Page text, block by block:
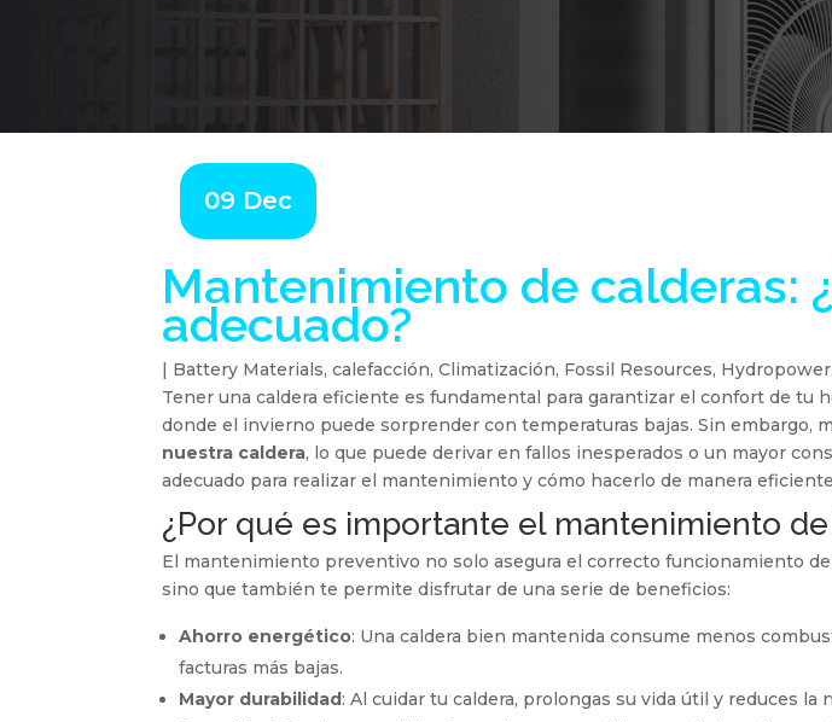
Mantenimiento de calderas:
adecuado?
09 Dec
| Battery Materials,calefacción,Climatización, Fossil Resources, Hydropower
Tener una caldera eficiente es fundamental para garantizar el confort de tu
donde el invierno puede sorprender con temperaturas bajas. Sin embargo,
nuestra caldera, lo que puede derivar en fallos inesperados o un mayor
adecuado para realizar el mantenimiento y cómo hacerlo de manera
¿Por qué es importante el mantenimiento
El mantenimiento preventivo no solo asegura el correcto funcionamiento
sino que también te permite disfrutar de una serie de beneficios:
Ahorro energético: Una caldera bien mantenida consume menos
facturas más bajas.
Mayor durabilidad: Al cuidar tu caldera, prolongas su vida útil y reduces la